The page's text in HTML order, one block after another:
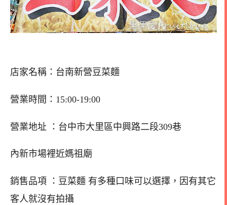
店家名稱：台南新營豆菜麵
營業時間：15:00-19:00
營業地址 ：台中市大里區中興路二段309巷
內新市場裡近媽祖廟
銷售品項 ：豆菜麵 有多種口味可以選擇，因有其它
客人就沒有拍攝